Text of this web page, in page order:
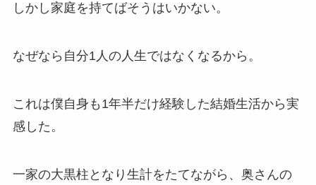
しかし家庭を持てばそうはいかない。
なぜなら自分1人の人生ではなくなるから。
これは僕自身も1年半だけ経験した結婚生活から実
感した。
一家の大黒柱となり生計をたてながら、奥さんの